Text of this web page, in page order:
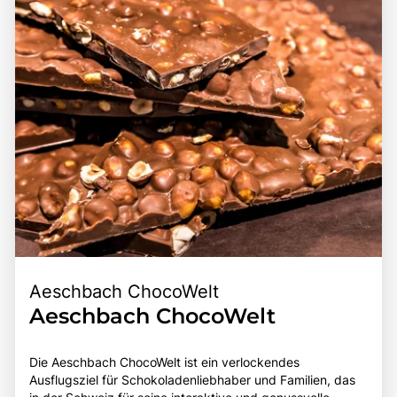
historischer Bedeutung, kultureller Vielfalt und der
beeindruckenden Natur macht den Vierwaldstättersee zu
einem bereichernden Erlebnis für alle, die die Faszination
dieser einzigartigen Region entdecken möchten.
Aeschbach ChocoWelt
Aeschbach ChocoWelt
Die Aeschbach ChocoWelt ist ein verlockendes
Ausflugsziel für Schokoladenliebhaber und Familien, das